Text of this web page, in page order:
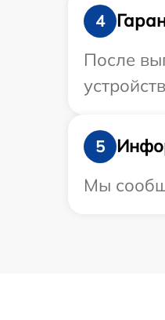
4
После
5
Мы